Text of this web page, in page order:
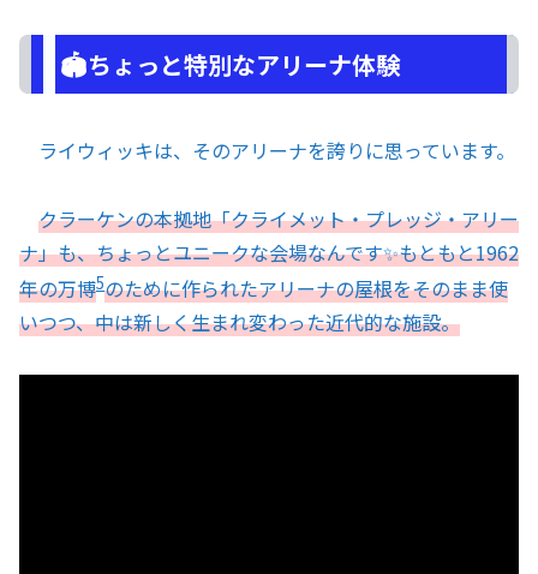
🏟️ちょっと特別なアリーナ体験
ライウィッキは、そのアリーナを誇りに思っています。
クラーケンの本拠地「クライメット・プレッジ・アリー
ナ」も、ちょっとユニークな会場なんです✨もともと1962
年の万博5のために作られたアリーナの屋根をそのまま使
いつつ、中は新しく生まれ変わった近代的な施設。